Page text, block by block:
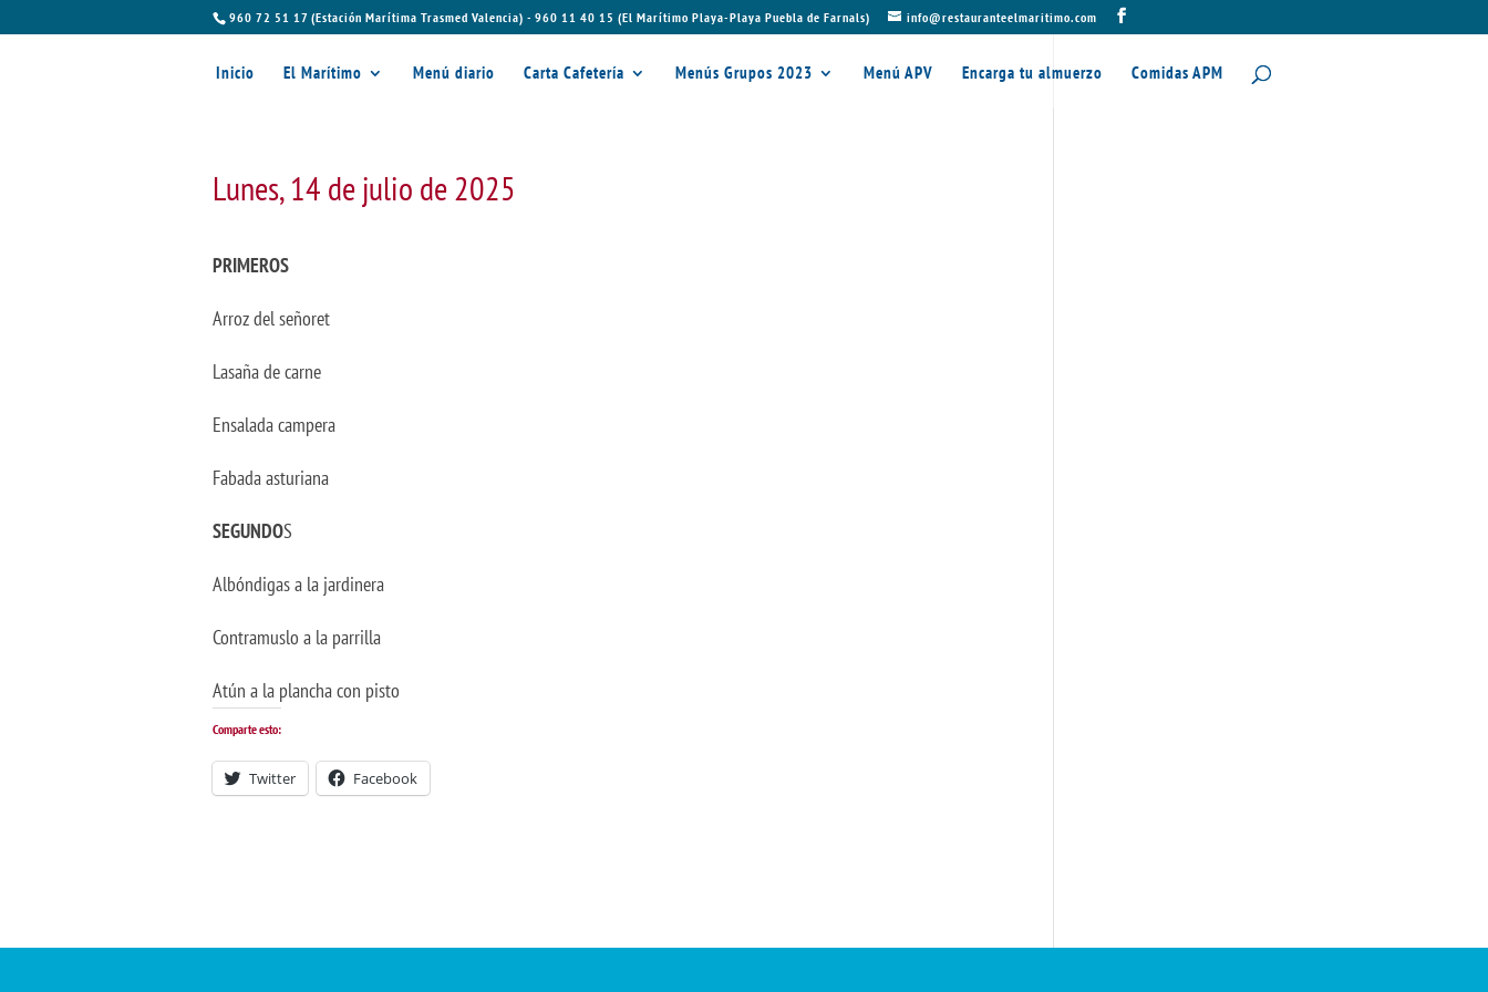
960 72 51 17 (Estación Marítima Trasmed Valencia) - 960 11 40 15 (El Marítimo Playa-Playa Puebla de Farnals) info@restauranteelmaritimo.com
Inicio El Marítimo Menú diario Carta Cafetería Menús Grupos 2023 Menú APV Encarga tu almuerzo Comidas APM
Lunes, 14 de julio de 2025
PRIMEROS
Arroz del señoret
Lasaña de carne
Ensalada campera
Fabada asturiana
SEGUNDOS
Albóndigas a la jardinera
Contramuslo a la parrilla
Atún a la plancha con pisto
Comparte esto:
Twitter Facebook